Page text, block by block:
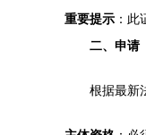
重要提示 ：
二、申请
根据最新